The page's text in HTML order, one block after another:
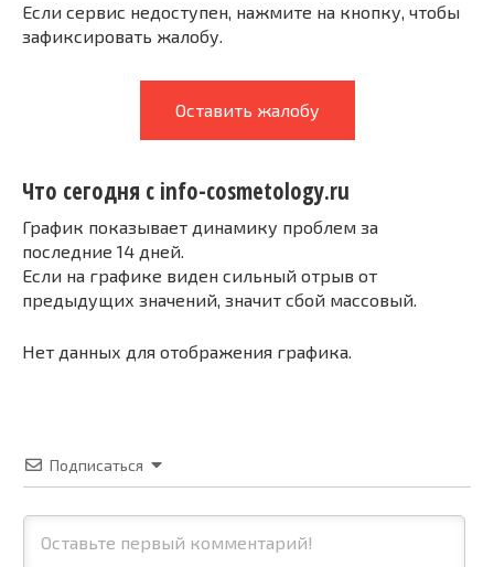
Если сервис недоступен, нажмите на кнопку, чтобы
зафиксировать жалобу.
Оставить жалобу
Что сегодня с info-cosmetology.ru
График показывает динамику проблем за
последние 14 дней.
Если на графике виден сильный отрыв от
предыдущих значений, значит сбой массовый.
Нет данных для отображения графика.
Подписаться